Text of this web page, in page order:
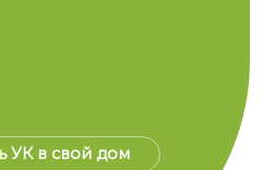
УК в свой дом